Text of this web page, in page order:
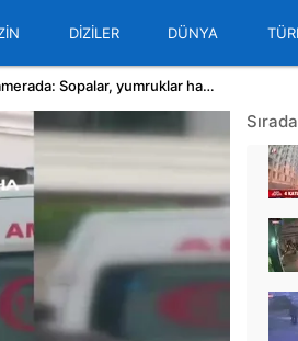
DİZİLER DÜNYA
Bursa'da şantiyenin savaş alanına döndüğü kavga kamerada: Sopalar, yumruklar havada uçuştu! | Video